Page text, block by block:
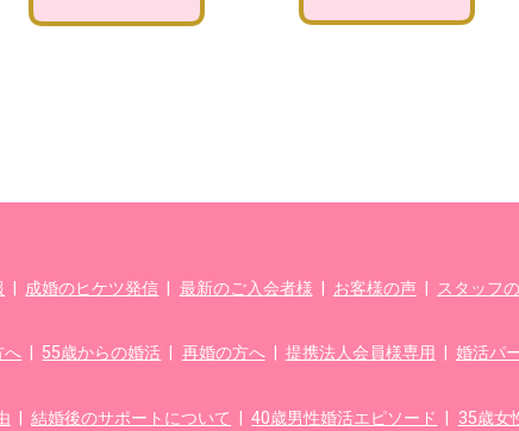
成婚のヒケツ発信 最新のご入会者様 お客様の声| スタッフ
へ 55歳からの婚活 再婚の方へ| 提携法人会員様専用 婚活パ
結婚後のサポートについて 40歳男性婚活エピソード 35歳女